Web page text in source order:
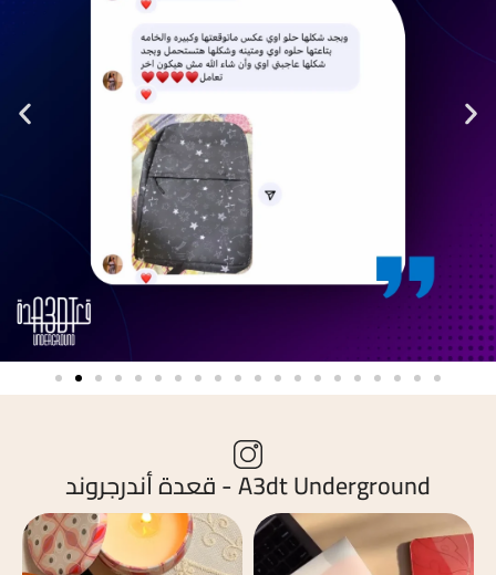
A3dt Underground - قعدة أندرجروند